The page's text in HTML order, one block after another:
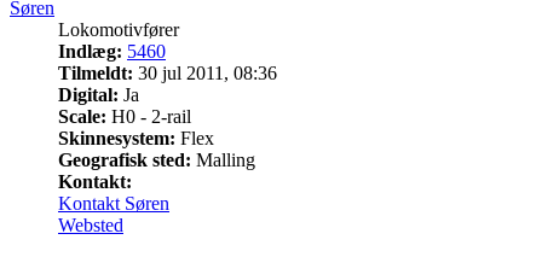
Søren
Lokomotivfører
Indlæg: 5460
Tilmeldt: 30 jul 2011, 08:36
Digital: Ja
Scale: H0 - 2-rail
Skinnesystem: Flex
Geografisk sted: Malling
Kontakt:
Kontakt Søren
Websted